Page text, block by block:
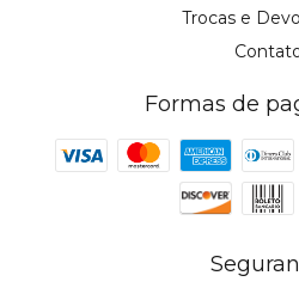
Trocas e
Formas de